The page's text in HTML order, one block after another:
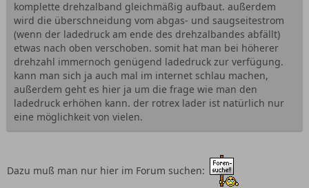
komplette drehzalband gleichmäßig aufbaut. außerdem
wird die überschneidung vom abgas- und saugseitestrom
(wenn der ladedruck am ende des drehzalbandes abfällt)
etwas nach oben verschoben. somit hat man bei höherer
drehzahl immernoch genügend ladedruck zur verfügung.
kann man sich ja auch mal im internet schlau machen,
außerdem geht es hier ja um die frage wie man den
ladedruck erhöhen kann. der rotrex lader ist natürlich nur
eine möglichkeit von vielen.
Dazu muß man nur hier im Forum suchen: